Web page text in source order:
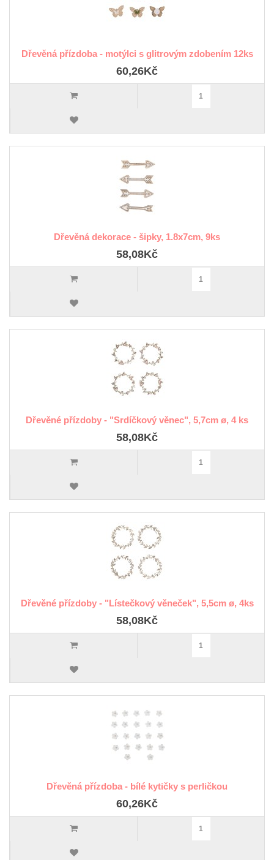
Dřevěná přízdoba - motýlci s glitrovým zdobením 12ks
60,26Kč
Dřevěná dekorace - šipky, 1.8x7cm, 9ks
58,08Kč
Dřevěné přízdoby - "Srdíčkový věnec", 5,7cm ø, 4 ks
58,08Kč
Dřevěné přízdoby - "Lístečkový věneček", 5,5cm ø, 4ks
58,08Kč
Dřevěná přízdoba - bílé kytičky s perličkou
60,26Kč